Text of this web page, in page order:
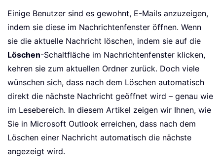
Einige Benutzer sind es gewohnt, E-Mails anzuzeigen,
indem sie diese im Nachrichtenfenster öffnen. Wenn
sie die aktuelle Nachricht löschen, indem sie auf die
Löschen-Schaltfläche im Nachrichtenfenster klicken,
kehren sie zum aktuellen Ordner zurück. Doch viele
wünschen sich, dass nach dem Löschen automatisch
direkt die nächste Nachricht geöffnet wird – genau wie
im Lesebereich. In diesem Artikel zeigen wir Ihnen, wie
Sie in Microsoft Outlook erreichen, dass nach dem
Löschen einer Nachricht automatisch die nächste
angezeigt wird.